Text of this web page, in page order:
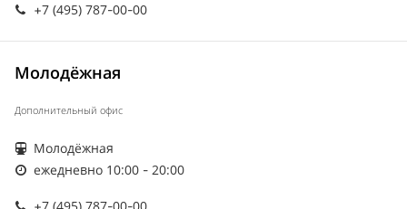
+7 (495) 787-00-00
Молодёжная
Дополнительный офис
Молодёжная
ежедневно 10:00 - 20:00